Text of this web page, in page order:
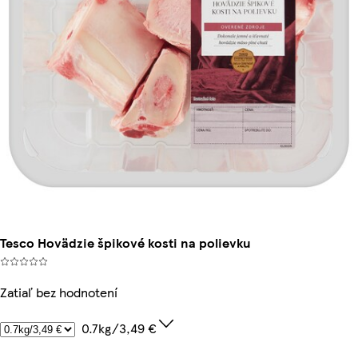
Tesco Hovädzie špikové kosti na polievku
Zatiaľ bez hodnotení
0.7kg/3,49 €